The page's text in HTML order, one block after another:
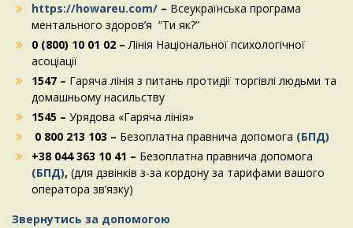
https://howareu.com/ – Всеукраїнська програма
ментального здоров’я “Ти як?”
0 (800) 10 01 02 –Лінія Національної психологічної
асоціації
1547 – Гаряча лінія з питань протидії торгівлі людьми та
домашньому насильству
1545 – Урядова «Гаряча лінія»
0 800 213 103 – Безоплатна правнича допомога (БПД)
+38 044 363 10 41 – Безоплатна правнича допомога
(БПД), (для дзвінків з-за кордону за тарифами вашого
оператора зв’язку)
Звернутись за допомогою